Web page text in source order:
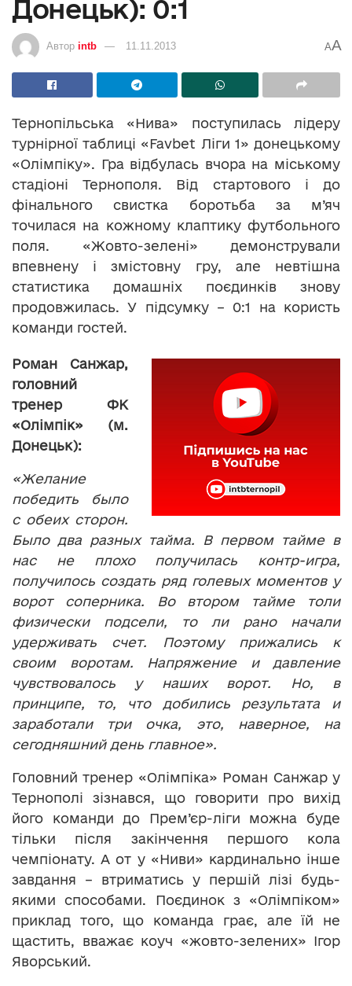
Донецьк): 0:1
Автор intb 11.11.2013 AA
Тернопільська «Нива» поступилась лідеру
турнірної таблиці «Favbet Ліги 1» донецькому
«Олімпіку». Гра відбулась вчора на міському
стадіоні Тернополя. Від стартового і до
фінального свистка боротьба за м’яч
точилася на кожному клаптику футбольного
поля. «Жовто-зелені» демонстрували
впевнену і змістовну гру, але невтішна
статистика домашніх поєдинків знову
продовжилась. У підсумку – 0:1 на користь
команди гостей.
Роман Санжар,
головний
тренер ФК
«Олімпік» (м.
Донецьк):
«Желание
победить было
с обеих сторон.
Было два разных тайма. В первом тайме в
нас не плохо получилась контр-игра,
получилось создать ряд голевых моментов у
ворот соперника. Во втором тайме толи
физически подсели, то ли рано начали
удерживать счет. Поэтому прижались к
своим воротам. Напряжение и давление
чувствовалось у наших ворот. Но, в
принципе, то, что добились результата и
заработали три очка, это, наверное, на
сегодняшний день главное».
Головний тренер «Олімпіка» Роман Санжар у
Тернополі зізнався, що говорити про вихід
його команди до Прем’єр-ліги можна буде
тільки після закінчення першого кола
чемпіонату. А от у «Ниви» кардинально інше
завдання – втриматись у першій лізі будь-
якими способами. Поєдинок з «Олімпіком»
приклад того, що команда грає, але їй не
щастить, вважає коуч «жовто-зелених» Ігор
Яворський.